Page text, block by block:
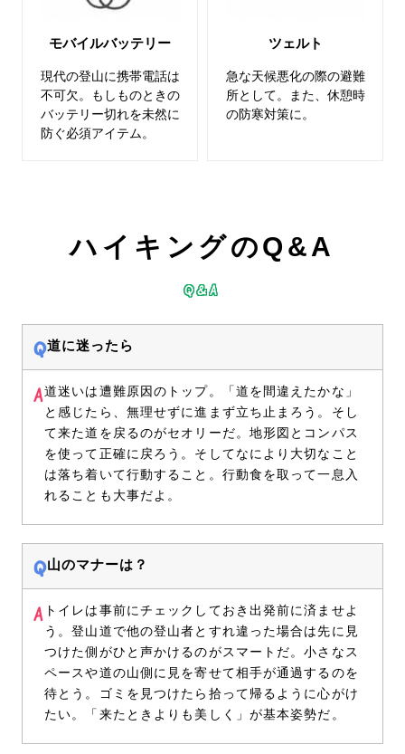
モバイルバッテリー
現代の登山に携帯電話は
不可欠。もしものときの
バッテリー切れを未然に
防ぐ必須アイテム。
ツェルト
急な天候悪化の際の避難
所として。また、休憩時
の防寒対策に。
ハイキングのQ&A
Q&A
道に迷ったら
道迷いは遭難原因のトップ。「道を間違えたかな」
と感じたら、無理せずに進まず立ち止まろう。そし
て来た道を戻るのがセオリーだ。地形図とコンパス
を使って正確に戻ろう。そしてなにより大切なこと
は落ち着いて行動すること。行動食を取って一息入
れることも大事だよ。
山のマナーは？
トイレは事前にチェックしておき出発前に済ませよ
う。登山道で他の登山者とすれ違った場合は先に見
つけた側がひと声かけるのがスマートだ。小さなス
ペースや道の山側に見を寄せて相手が通過するのを
待とう。ゴミを見つけたら拾って帰るように心がけ
たい。「来たときよりも美しく」が基本姿勢だ。